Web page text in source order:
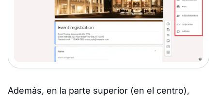
Además, en la parte superior (en el centro),